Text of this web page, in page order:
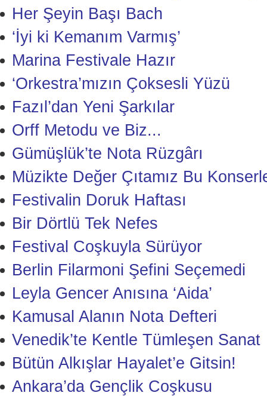
Her Şeyin Başı Bach
‘İyi ki Kemanım Varmış’
Marina Festivale Hazır
‘Orkestra’mızın Çoksesli Yüzü
Fazıl’dan Yeni Şarkılar
Orff Metodu ve Biz...
Gümüşlük’te Nota Rüzgârı
Müzikte Değer Çıtamız Bu
Festivalin Doruk Haftası
Bir Dörtlü Tek Nefes
Festival Coşkuyla Sürüyor
Berlin Filarmoni Şefini Seçemedi
Leyla Gencer Anısına ‘Aida’
Kamusal Alanın Nota Defteri
Venedik’te Kentle Tümleşen Sanat
Bütün Alkışlar Hayalet’e Gitsin!
Ankara’da Gençlik Coşkusu